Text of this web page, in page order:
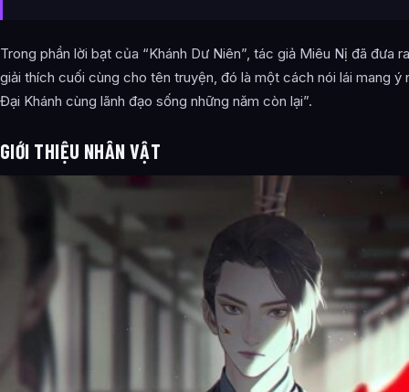
Trong phần lời bạt của “Khánh Dư Niên”, tác giả Miêu Nị đã đưa
giải thích cuối cùng cho tên truyện, đó là một cách nói lái mang ý
Đại Khánh cùng lãnh đạo sống những năm còn lại”.
GIỚI THIỆU NHÂN VẬT